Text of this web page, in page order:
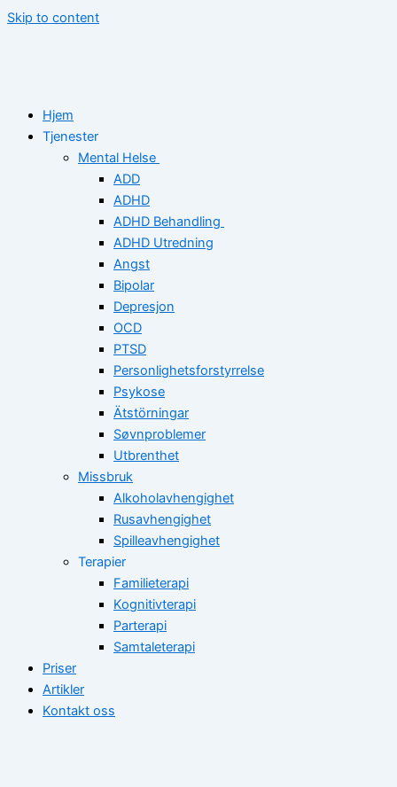
Skip to content
Hjem
Tjenester
Mental Helse
ADD
ADHD
ADHD Behandling
ADHD Utredning
Angst
Bipolar
Depresjon
OCD
PTSD
Personlighetsforstyrrelse
Psykose
Ätstörningar
Søvnproblemer
Utbrenthet
Missbruk
Alkoholavhengighet
Rusavhengighet
Spilleavhengighet
Terapier
Familieterapi
Kognitivterapi
Parterapi
Samtaleterapi
Priser
Artikler
Kontakt oss